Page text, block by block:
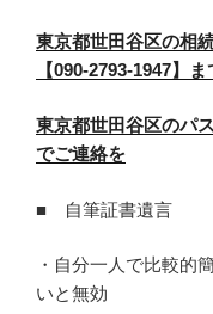
東京都世田谷区の相
【090-2793-1947】
東京都世田谷区のパ
でご連絡を
■ 自筆証書遺言
・自分一人で比較的
いと無効